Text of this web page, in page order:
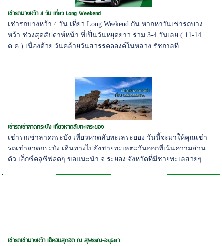
เช่ารถบางหว้า 4 วัน เที่ยว Long Weekend
เช่ารถบางหว้า 4 วัน เที่ยว Long Weekend กัน หากหาวันเช่ารถบาง
หว้า ช่วงสุดสัปดาห์หน้า ที่เป็นวันหยุดยาว ร่วม 3-4 วันเลย ( 11-14
ต.ค.) เนื่องด้วย วันคล้ายวันสวรรคตองค์ในหลวง รัชกาลที...
เช่ารถเช่าลาดกระบัง เที่ยวหาดลับทะเลระยอง
เช่ารถเช่าลาดกระบัง เที่ยวหาดลับทะเลระยอง วันนี้จะมาให้คุณเช่า
รถเช่าลาดกระบัง เดินทางไปยังชายทะเลตะวันออกที่เน้นความส่วน
ตัว เอ็กซ์คลูซีฟสุดๆ ขอแนะนำ จ.ระยอง จังหวัดที่มีชายทะเลสวยๆ...
เช่ารถเช่าบางหว้า เช็คอินสุดฮิต ณ สุพรรณ-อยุธยา